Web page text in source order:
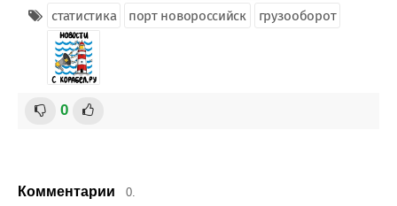
статистика
порт новороссийск грузооборот
0
Комментарии 0.